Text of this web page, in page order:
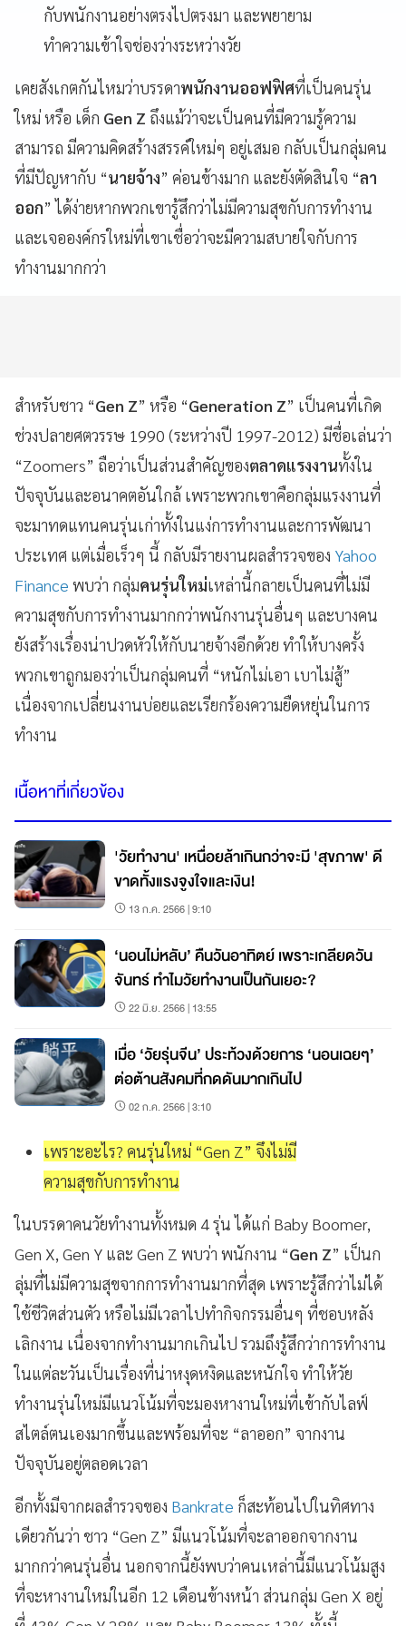
กับพนักงานอย่างตรงไปตรงมา และพยายาม
ทำความเข้าใจช่องว่างระหว่างวัย
เคยสังเกตกันไหมว่าบรรดาพนักงานออฟฟิศที่เป็นคนรุ่น
ใหม่ หรือ เด็ก Gen Z ถึงแม้ว่าจะเป็นคนที่มีความรู้ความ
สามารถ มีความคิดสร้างสรรค์ใหม่ๆ อยู่เสมอ กลับเป็นกลุ่มคน
ที่มีปัญหากับ “นายจ้าง” ค่อนข้างมาก และยังตัดสินใจ “ลา
ออก” ได้ง่ายหากพวกเขารู้สึกว่าไม่มีความสุขกับการทำงาน
และเจอองค์กรใหม่ที่เขาเชื่อว่าจะมีความสบายใจกับการ
ทำงานมากกว่า
สำหรับชาว “Gen Z” หรือ “Generation Z” เป็นคนที่เกิด
ช่วงปลายศตวรรษ 1990 (ระหว่างปี 1997-2012) มีชื่อเล่นว่า
“Zoomers” ถือว่าเป็นส่วนสำคัญของตลาดแรงงานทั้งใน
ปัจจุบันและอนาคตอันใกล้ เพราะพวกเขาคือกลุ่มแรงงานที่
จะมาทดแทนคนรุ่นเก่าทั้งในแง่การทำงานและการพัฒนา
ประเทศ แต่เมื่อเร็วๆ นี้ กลับมีรายงานผลสำรวจของ Yahoo
Finance พบว่า กลุ่มคนรุ่นใหม่เหล่านี้กลายเป็นคนที่ไม่มี
ความสุขกับการทำงานมากกว่าพนักงานรุ่นอื่นๆ และบางคน
ยังสร้างเรื่องน่าปวดหัวให้กับนายจ้างอีกด้วย ทำให้บางครั้ง
พวกเขาถูกมองว่าเป็นกลุ่มคนที่ “หนักไม่เอา เบาไม่สู้”
เนื่องจากเปลี่ยนงานบ่อยและเรียกร้องความยืดหยุ่นในการ
ทำงาน
เนื้อหาที่เกี่ยวข้อง
'วัยทำงาน' เหนื่อยล้าเกินกว่าจะมี 'สุขภาพ' ดี
ขาดทั้งแรงจูงใจและเงิน!
13 ก.ค. 2566 | 9:10
‘นอนไม่หลับ’ คืนวันอาทิตย์ เพราะเกลียดวัน
จันทร์ ทำไมวัยทำงานเป็นกันเยอะ?
22 มิ.ย. 2566 | 13:55
เมื่อ ‘วัยรุ่นจีน’ ประท้วงด้วยการ ‘นอนเฉยๆ’
ต่อต้านสังคมที่กดดันมากเกินไป
02 ก.ค. 2566 | 3:10
เพราะอะไร? คนรุ่นใหม่ “Gen Z” จึงไม่มี
ความสุขกับการทำงาน
ในบรรดาคนวัยทำงานทั้งหมด 4 รุ่น ได้แก่ Baby Boomer,
Gen X, Gen Y และ Gen Z พบว่า พนักงาน “Gen Z” เป็นก
ลุ่มที่ไม่มีความสุขจากการทำงานมากที่สุด เพราะรู้สึกว่าไม่ได้
ใช้ชีวิตส่วนตัว หรือไม่มีเวลาไปทำกิจกรรมอื่นๆ ที่ชอบหลัง
เลิกงาน เนื่องจากทำงานมากเกินไป รวมถึงรู้สึกว่าการทำงาน
ในแต่ละวันเป็นเรื่องที่น่าหงุดหงิดและหนักใจ ทำให้วัย
ทำงานรุ่นใหม่มีแนวโน้มที่จะมองหางานใหม่ที่เข้ากับไลฟ์
สไตล์ตนเองมากขึ้นและพร้อมที่จะ “ลาออก” จากงาน
ปัจจุบันอยู่ตลอดเวลา
อีกทั้งมีจากผลสำรวจของ Bankrate ก็สะท้อนไปในทิศทาง
เดียวกันว่า ชาว “Gen Z” มีแนวโน้มที่จะลาออกจากงาน
มากกว่าคนรุ่นอื่น นอกจากนี้ยังพบว่าคนเหล่านี้มีแนวโน้มสูง
ที่จะหางานใหม่ในอีก 12 เดือนข้างหน้า ส่วนกลุ่ม Gen X อยู่